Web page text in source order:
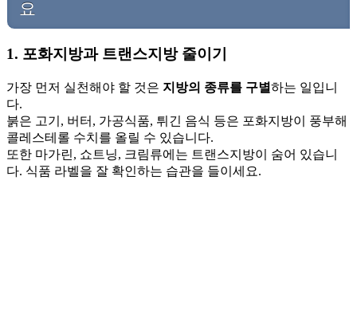
요
1. 포화지방과 트랜스지방 줄이기
가장 먼저 실천해야 할 것은 지방의 종류를 구별하는 일입니
다.
붉은 고기, 버터, 가공식품, 튀긴 음식 등은 포화지방이 풍부해
콜레스테롤 수치를 올릴 수 있습니다.
또한 마가린, 쇼트닝, 크림류에는 트랜스지방이 숨어 있습니
다. 식품 라벨을 잘 확인하는 습관을 들이세요.